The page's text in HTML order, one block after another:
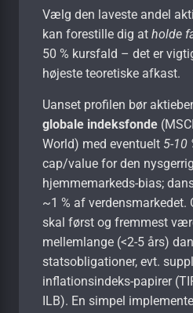
Vælg den laveste andel
kan forestille dig at holde
50 % kursfald – det er
højeste teoretiske afkast.
Uanset profilen bør
globale indeksfonde
World) med eventuelt 5-10
cap/value for den
hjemmemarkeds-bias;
~1 % af verdensmarkedet.
skal først og fremmest
mellemlange (<2-5 års)
statsobligationer, evt.
inflationsindeks-papirer
ILB). En simpel